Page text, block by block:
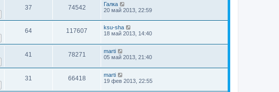
37 74542
Галка
20 май 2013, 22:59
64 117607
ksu-sha
18 май 2013, 14:40
41 78271
marti
05 май 2013, 21:40
31 66418
marti
19 фев 2013, 22:55